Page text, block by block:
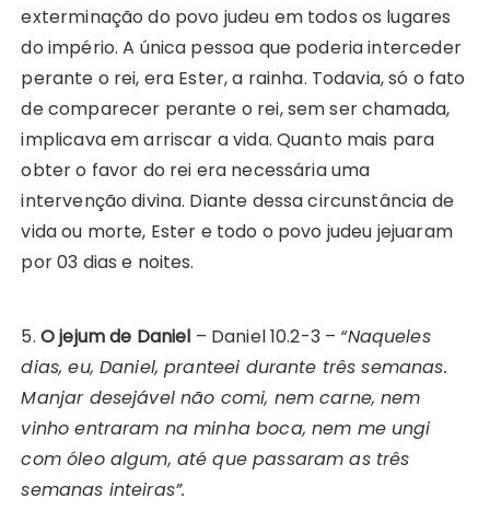
exterminação do povo judeu em todos os lugares
do império. A única pessoa que poderia interceder
perante o rei, era Ester, a rainha. Todavia, só o fato
de comparecer perante o rei, sem ser chamada,
implicava em arriscar a vida. Quanto mais para
obter o favor do rei era necessária uma
intervenção divina. Diante dessa circunstância de
vida ou morte, Ester e todo o povo judeu jejuaram
por 03 dias e noites.
5. O jejum de Daniel – Daniel 10.2-3 – “Naqueles
dias, eu, Daniel, pranteei durante três semanas.
Manjar desejável não comi, nem carne, nem
vinho entraram na minha boca, nem me ungi
com óleo algum, até que passaram as três
semanas inteiras”.